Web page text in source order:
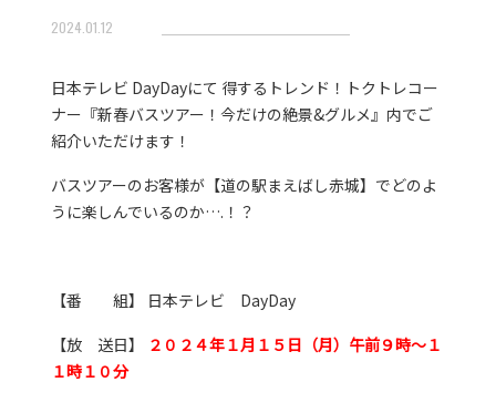
2024.01.12
日本テレビ DayDayにて 得するトレンド！トクトレコー
ナー『新春バスツアー！今だけの絶景&グルメ』内でご
紹介いただけます！
バスツアーのお客様が【道の駅まえばし赤城】でどのよ
うに楽しんでいるのか….！？
【番 組】 日本テレビ DayDay
【放 送日】
２０２４年１月１５日（月）午前９時～１
１時１０分